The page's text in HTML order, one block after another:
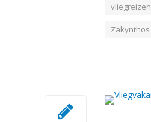
vliegreizen
Zakynthos